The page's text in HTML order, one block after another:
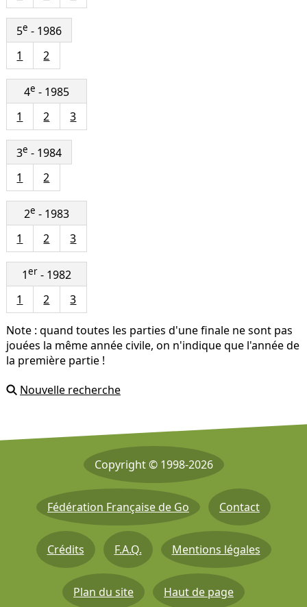
5e - 1986
1
2
4e - 1985
1
2 3
3e - 1984
1
2
2e - 1983
1
2 3
1er - 1982
1
2 3
Note : quand toutes les parties d'une finale ne sont pas
jouées la même année civile, on n'indique que l'année de
la première partie !
Nouvelle recherche
Copyright © 1998-2026
Fédération Française de Go Contact
Crédits F.A.Q. Mentions légales
Plan du site Haut de page